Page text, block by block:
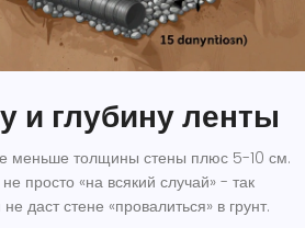
и глубину ленты
меньше толщины стены плюс 5-10 см.
просто «на всякий случай» - так
даст стене «провалиться» в грунт.